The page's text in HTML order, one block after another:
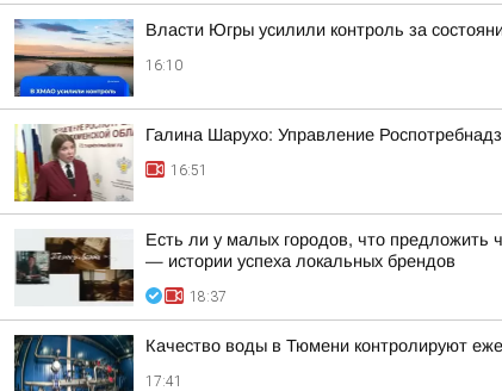
Власти Югры усилили контроль за
16:10
Галина Шарухо: Управление
16:51
Есть ли у малых городов, что предложить
— истории успеха локальных брендов
18:37
Качество воды в Тюмени контролируют
17:41